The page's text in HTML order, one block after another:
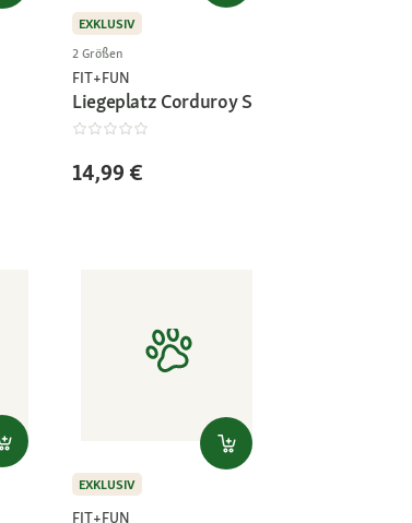
EXKLUSIV
2 Größen
FIT+FUN
Liegeplatz Corduroy S
14,99 €
EXKLUSIV
FIT+FUN